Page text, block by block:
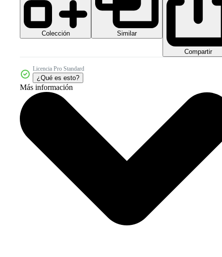
Colección Similar
Compartir
Licencia Pro Standard
¿Qué es esto?
Más información